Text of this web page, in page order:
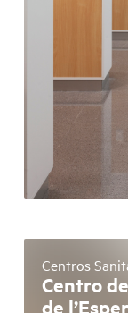
Centros
Centro
de